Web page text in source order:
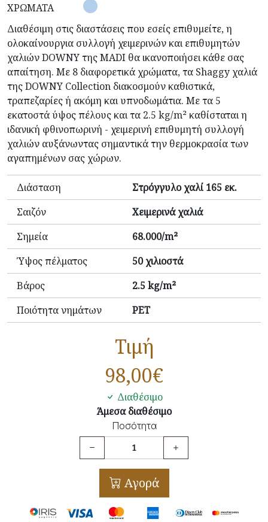
ΧΡΏΜΑΤΑ
Διαθέσιμη στις διαστάσεις που εσείς επιθυμείτε, η
ολοκαίνουργια συλλογή χειμερινών και επιθυμητών
χαλιών DOWNY της MADI θα ικανοποιήσει κάθε σας
απαίτηση. Με 8 διαφορετικά χρώματα, τα Shaggy χαλιά
της DOWNY Collection διακοσμούν καθιστικά,
τραπεζαρίες ή ακόμη και υπνοδωμάτια. Με τα 5
εκατοστά ύψος πέλους και τα 2.5 kg/m² καθίσταται η
ιδανική φθινοπωρινή - χειμερινή επιθυμητή συλλογή
χαλιών αυξάνωντας σημαντικά την θερμοκρασία των
αγαπημένων σας χώρων.
Διάσταση
Στρόγγυλο χαλί 165 εκ.
Σαιζόν
Χειμερινά χαλιά
Σημεία
68.000/m²
Ύψος πέλματος
50 χιλιοστά
Βάρος
2.5 kg/m²
Ποιότητα νημάτων
PET
Τιμή
98,00€
Διαθέσιμο
Άμεσα διαθέσιμο
Ποσότητα
Αγορά